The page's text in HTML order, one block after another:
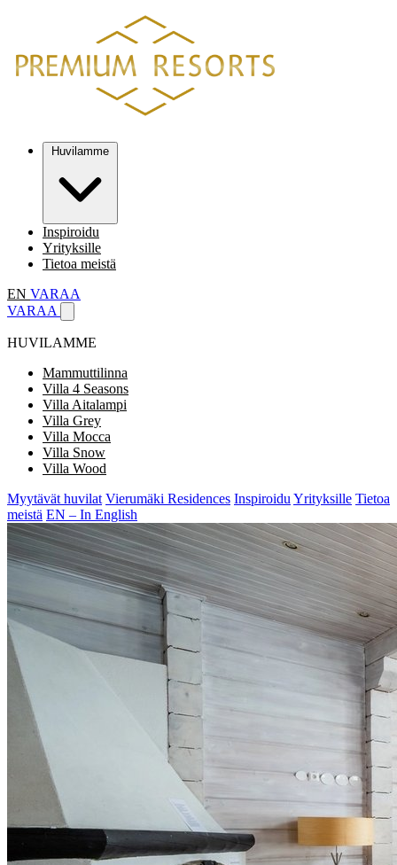
Inspiroidu
Yrityksille
Tietoa meistä
EN VARAA
VARAA
HUVILAMME
Mammuttilinna
Villa 4 Seasons
Villa Aitalampi
Villa Grey
Villa Mocca
Villa Snow
Villa Wood
Myytävät huvilat Vierumäki Residences Inspiroidu Yrityksille Tietoa
meistä EN – In English